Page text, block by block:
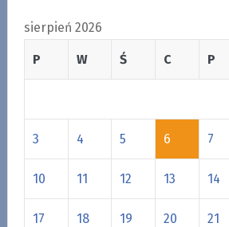
sierpień 2026
P W Ś C P
3 4 5 6 7
10 11 12 13 14
17 18 19 20 21